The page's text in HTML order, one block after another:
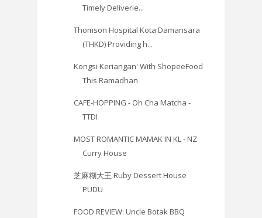
Timely Deliverie...
Thomson Hospital Kota Damansara
(THKD) Providing h...
Kongsi Keriangan' With ShopeeFood
This Ramadhan
CAFE-HOPPING - Oh Cha Matcha -
TTDI
MOST ROMANTIC MAMAK IN KL - NZ
Curry House
芝麻糊大王 Ruby Dessert House
PUDU
FOOD REVIEW: Uncle Botak BBQ